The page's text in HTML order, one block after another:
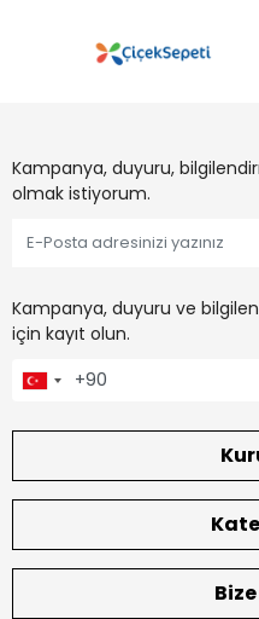
Kampanya, duyuru,
olmak istiyorum.
Kampanya, duyuru ve
için kayıt olun.